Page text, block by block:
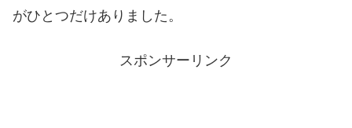
がひとつだけありました。
スポンサーリンク